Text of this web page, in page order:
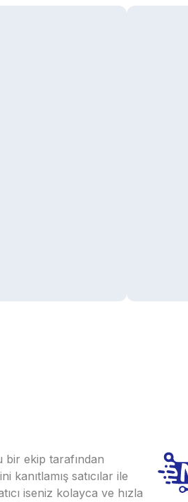
bir ekip tarafından
satıcılar ile
iseniz kolayca ve hızla